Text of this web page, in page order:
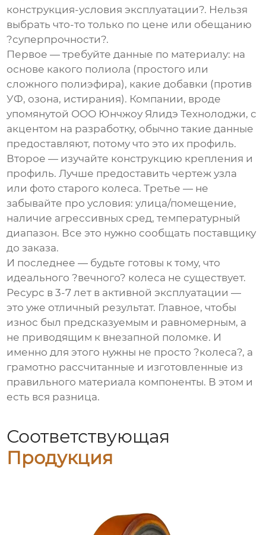
конструкция-условия эксплуатации?. Нельзя
выбрать что-то только по цене или обещанию
?суперпрочности?.
Первое — требуйте данные по материалу: на
основе какого полиола (простого или
сложного полиэфира), какие добавки (против
УФ, озона, истирания). Компании, вроде
упомянутой ООО Юнчжоу Ялидэ Технолоджи, с
акцентом на разработку, обычно такие данные
предоставляют, потому что это их профиль.
Второе — изучайте конструкцию крепления и
профиль. Лучше предоставить чертеж узла
или фото старого колеса. Третье — не
забывайте про условия: улица/помещение,
наличие агрессивных сред, температурный
диапазон. Все это нужно сообщать поставщику
до заказа.
И последнее — будьте готовы к тому, что
идеального ?вечного? колеса не существует.
Ресурс в 3-7 лет в активной эксплуатации —
это уже отличный результат. Главное, чтобы
износ был предсказуемым и равномерным, а
не приводящим к внезапной поломке. И
именно для этого нужны не просто ?колеса?, а
грамотно рассчитанные и изготовленные из
правильного материала компоненты. В этом и
есть вся разница.
Соответствующая
Продукция